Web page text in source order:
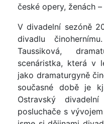
české opery, ženách
V divadelní sezóně
divadlu
Taussiková,
scenáristka, která v
jako dramaturgyně
současné době je
Ostravský
posluchače s